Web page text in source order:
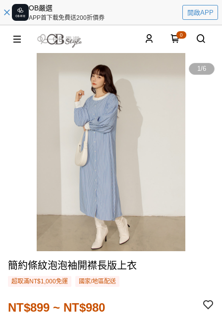
OB嚴選
APP首下載免費送200折價券
開啟APP
0
1/6
簡約條紋泡泡袖開襟長版上衣
超取滿NT$1,000免運 國家/地區配送
NT$899 ~ NT$980